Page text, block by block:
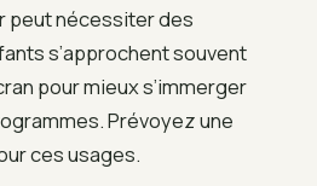
peut nécessiter des
s’approchent souvent
pour mieux s’immerger
Prévoyez une
ces usages.